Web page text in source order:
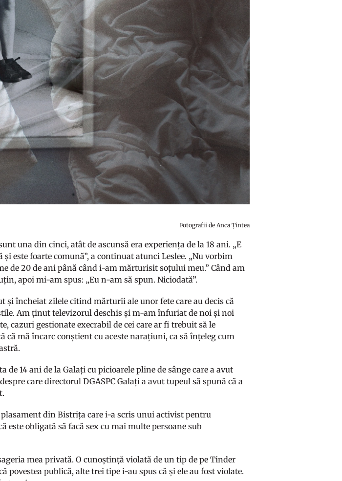
Fotografii de Anca Țintea
una din cinci, atât de ascunsă era experiența de la 18 ani. „E
este foarte comună”, a continuat atunci Leslee. „Nu vorbim
de 20 de ani până când i-am mărturisit soțului meu.” Când am
apoi mi-am spus: „Eu n-am să spun. Niciodată”.
încheiat zilele citind mărturii ale unor fete care au decis că
Am ținut televizorul deschis și m-am înfuriat de noi și noi
cazuri gestionate execrabil de cei care ar fi trebuit să le
că mă încarc conștient cu aceste narațiuni, ca să înțeleg cum
de 14 ani de la Galați cu picioarele pline de sânge care a avut
care directorul DGASPC Galați a avut tupeul să spună că a
din Bistrița care i-a scris unui activist pentru
obligată să facă sex cu mai multe persoane sub
mea privată. O cunoștință violată de un tip de pe Tinder
povestea publică, alte trei tipe i-au spus că și ele au fost violate.